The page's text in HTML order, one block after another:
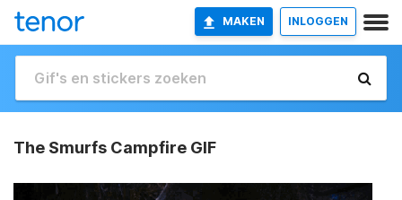
MAKEN INLOGGEN
The Smurfs Campfire GIF